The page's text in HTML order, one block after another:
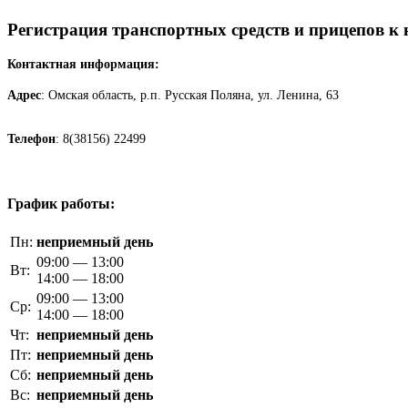
Регистрация транспортных средств и прицепов к
Контактная информация:
Адрес: Омская область, р.п. Русская Поляна, ул. Ленина, 63
Телефон: 8(38156) 22499
График работы:
Пн: неприемный день
Вт:
09:00 — 13:00
14:00 — 18:00
Ср:
09:00 — 13:00
14:00 — 18:00
Чт: неприемный день
Пт: неприемный день
Сб: неприемный день
Вс: неприемный день